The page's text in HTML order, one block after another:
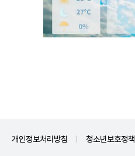
개인정보처리방침 청소년보호정책